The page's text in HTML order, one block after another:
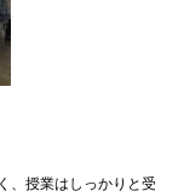
、授業はしっかりと受